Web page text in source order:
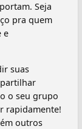
Seja
pra quem
e
suas
o seu grupo
rapidamente!
outros